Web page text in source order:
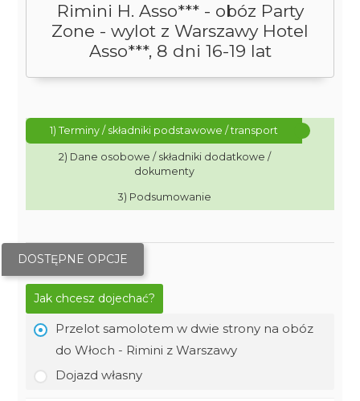
Rimini H. Asso*** - obóz Party
Zone - wylot z Warszawy Hotel
Asso***, 8 dni 16-19 lat
1) Terminy / składniki podstawowe / transport
2) Dane osobowe / składniki dodatkowe /
dokumenty
3) Podsumowanie
DOSTĘPNE OPCJE
Jak chcesz dojechać?
Przelot samolotem w dwie strony na obóz
do Włoch - Rimini z Warszawy
Dojazd własny